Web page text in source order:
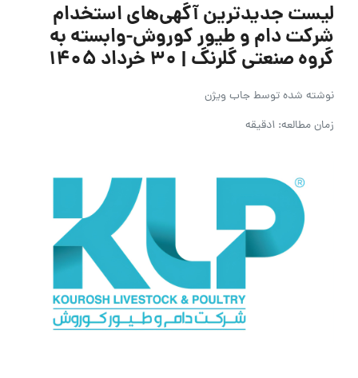
لیست جدیدترین آگهی‌های استخدام
شرکت دام و طیور کوروش-وابسته به
گروه صنعتی گلرنگ | ۳۰ خرداد ۱۴۰۵
نوشته شده توسطجاب ویژن
زمان مطالعه: 1دقیقه